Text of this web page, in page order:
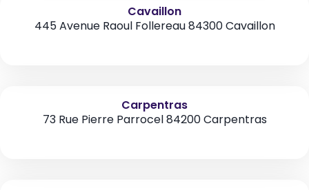
Cavaillon
445 Avenue Raoul Follereau 84300 Cavaillon
Carpentras
73 Rue Pierre Parrocel 84200 Carpentras